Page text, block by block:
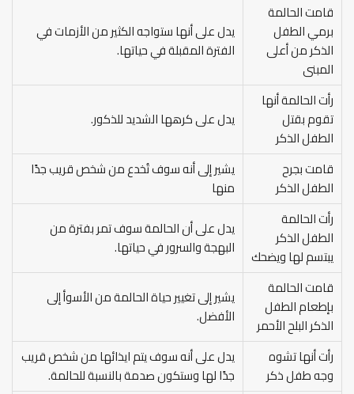
قامت الحالمة
برمي الطفل
الذكر من أعلى
المبنى
يدل على أنها ستواجه الكثير من الأزمات في
الفترة المقبلة في حياتها.
رأت الحالمة أنها
تقوم بقتل
الطفل الذكر
يدل على كرهها الشديد للذكور.
قامت بجرح
الطفل الذكر
يشير إلى أنه سوف تُخدع من شخص قريب جدًا
منها
رأت الحالمة
الطفل الذكر
يبتسم لها ويضحك
يدل على أن الحالمة سوف تمر بفترة من
البهجة والسرور في حياتها.
قامت الحالمة
بإطعام الطفل
الذكر البلح الأحمر
يشير إلى تغيير حياة الحالمة من الأسوأ إلى
الأفضل.
رأت أنها تشوه
وجه طفل ذكر
يدل على أنه سوف يتم ايذائها من شخص قريب
جدًا لها وستكون صدمة بالنسبة للحالمة.